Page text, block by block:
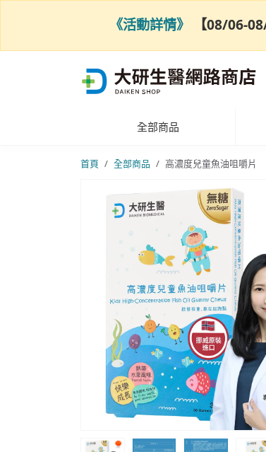
全部商品
首頁 全部商品 高濃度兒童魚油咀嚼片
《活動詳情》 【08/06-